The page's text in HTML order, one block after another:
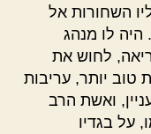
השחורות אל
היה לו מנהג
לחוש את
טוב יותר, עריבות
ואשת הרב
על בגדיו